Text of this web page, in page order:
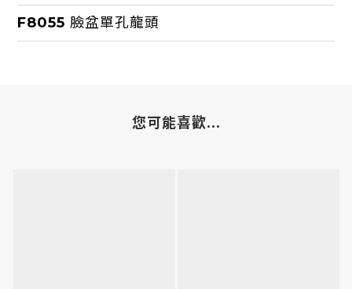
F8055 臉盆單孔龍頭
您可能喜歡...